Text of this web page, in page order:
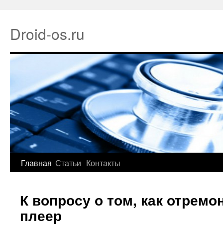
Droid-os.ru
Главная Статьи Контакты
К вопросу о том, как
плеер